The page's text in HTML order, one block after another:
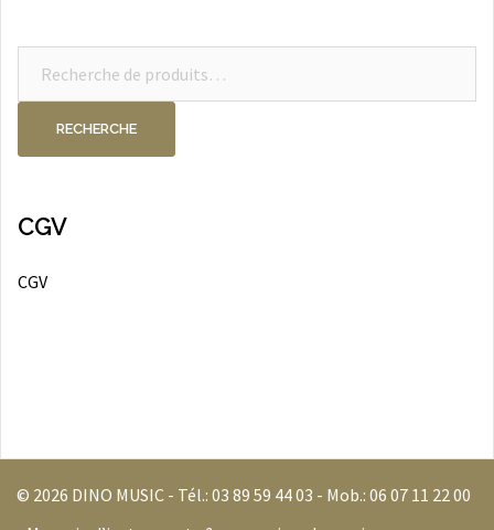
RECHERCHE
CGV
CGV
© 2026 DINO MUSIC - Tél.: 03 89 59 44 03 - Mob.: 06 07 11 22 00